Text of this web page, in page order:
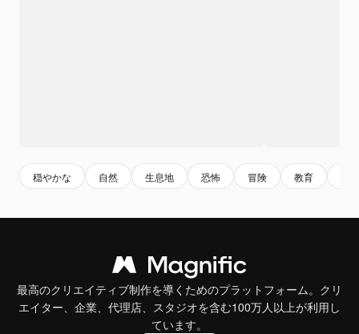
穏やかな 自然 生息地 恐怖 冒険 教育
最高のクリエイティブ制作を導くためのプラットフォーム。クリ
エイター、企業、代理店、スタジオを含む100万人以上が利用し
ています。